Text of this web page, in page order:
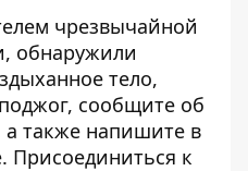
чрезвычайной
обнаружили
тело,
сообщите об
а также напишите в
Присоединиться к